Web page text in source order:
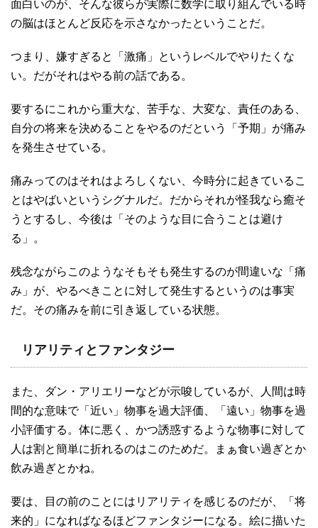
面白いのが、そんな彼らが実際に数学に取り組んでいる時
の脳はほとんど反応を示さなかったということだ。
つまり、嫌すぎると「激痛」というレベルでやりたくな
い。だがそれはやる前の話である。
要するにこれから重大な、苦手な、大変な、責任のある、
自分の将来を決めることをやるのだという「予期」が痛み
を発生させている。
痛みってのはそれはよろしくない、今時分に起きているこ
とはやばいというシグナルだ。だからそれが怪我なら癒そ
うとするし、今後は「そのような目に合うことは避け
る」。
残念ながらこのようなそもそも発生するのが間違いな「痛
み」が、やるべきことに対して発生するというのは事実
だ。その痛みを前に引き返している状態。
リアリティとファンタジー
また、ダン・アリエリーなどが示唆しているが、人間は時
間的な意味で「近い」物事を過大評価、「遠い」物事を過
小評価する。体に悪く、かつ誘惑するような物事に対して
人は割と簡単に折れるのはこのためだ。まぁ食い過ぎとか
飲み過ぎとかね。
要は、目の前のことにはリアリティを感じるのだが、「将
来的」になればなるほどファンタジーになる。絵に描いた